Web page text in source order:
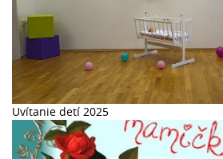
Uvítanie detí 2025